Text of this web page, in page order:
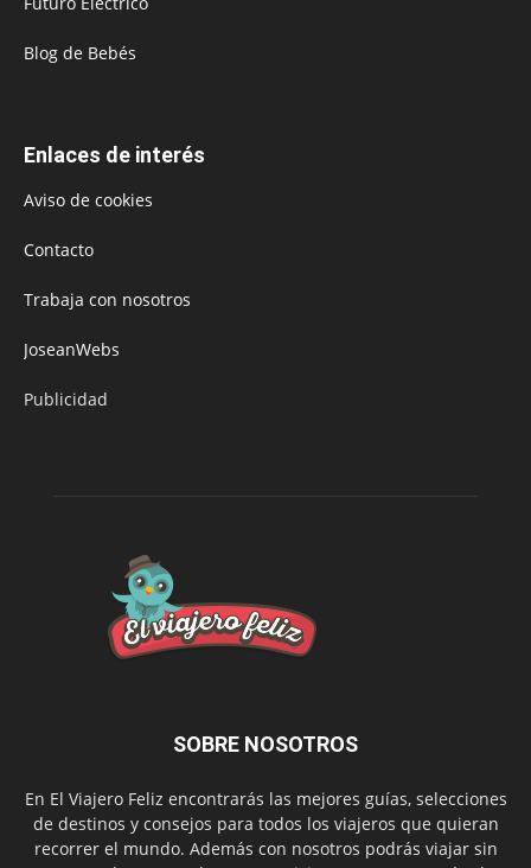
Blog de Bebés
Enlaces de interés
Aviso de cookies
Contacto
Trabaja con nosotros
JoseanWebs
Publicidad
SOBRE NOSOTROS
En El Viajero Feliz encontrarás las mejores guías, selecciones
de destinos y consejos para todos los viajeros que quieran
recorrer el mundo. Además con nosotros podrás viajar sin